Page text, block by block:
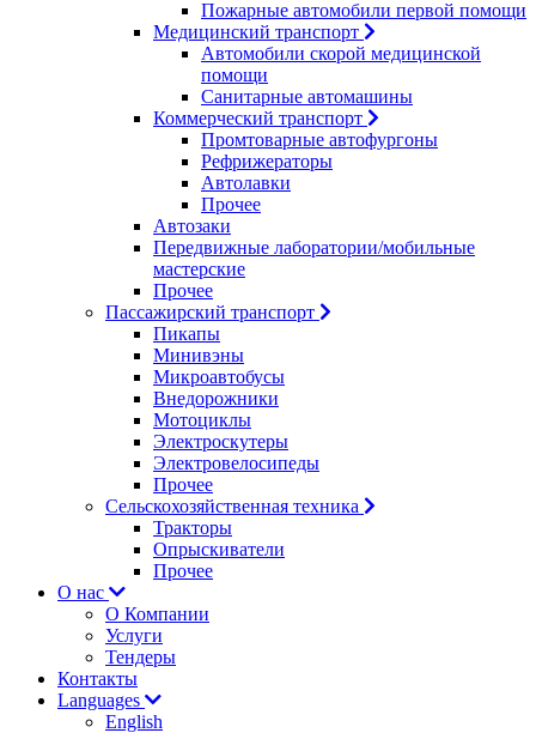
Пожарные автомобили первой помощи
Медицинский транспорт
Автомобили скорой медицинской
помощи
Санитарные автомашины
Коммерческий транспорт
Промтоварные автофургоны
Рефрижераторы
Автолавки
Прочее
Автозаки
Передвижные лаборатории/мобильные
мастерские
Прочее
Пассажирский транспорт
Пикапы
Минивэны
Микроавтобусы
Внедорожники
Мотоциклы
Электроскутеры
Электровелосипеды
Прочее
Сельскохозяйственная техника
Тракторы
Опрыскиватели
Прочее
О нас
О Компании
Услуги
Тендеры
Контакты
Languages
English